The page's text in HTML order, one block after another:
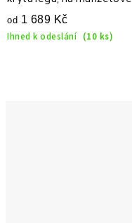
knoflíčky 160-1
od 1 689 Kč
Ihned k odeslání (10 ks)